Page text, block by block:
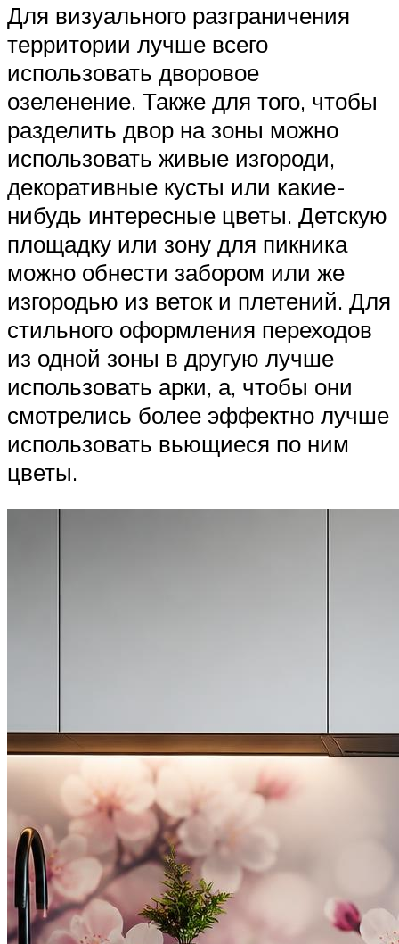
Для визуального разграничения
территории лучше всего
использовать дворовое
озеленение. Также для того, чтобы
разделить двор на зоны можно
использовать живые изгороди,
декоративные кусты или какие-
нибудь интересные цветы. Детскую
площадку или зону для пикника
можно обнести забором или же
изгородью из веток и плетений. Для
стильного оформления переходов
из одной зоны в другую лучше
использовать арки, а, чтобы они
смотрелись более эффектно лучше
использовать вьющиеся по ним
цветы.